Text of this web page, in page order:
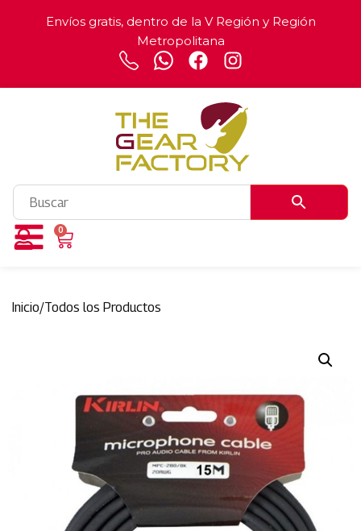
Envíos gratis, dentro de la V Región y Región
Metropolitana
0
Inicio/Todos los Productos